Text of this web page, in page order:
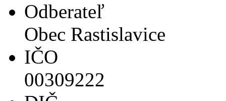
Odberateľ
Obec Rastislavice
IČO
00309222